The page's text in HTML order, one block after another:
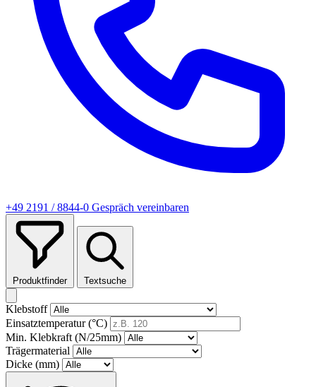
+49 2191 / 8844-0 Gespräch vereinbaren
Produktfinder Textsuche
Klebstoff
Einsatztemperatur (°C)
Min. Klebkraft (N/25mm)
Trägermaterial
Dicke (mm)